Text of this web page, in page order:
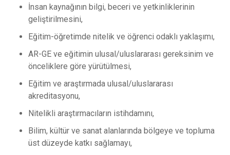
İnsan kaynağının bilgi, beceri ve yetkinliklerinin
geliştirilmesini,
Eğitim-öğretimde nitelik ve öğrenci odaklı yaklaşımı,
AR-GE ve eğitimin ulusal/uluslararası gereksinim ve
önceliklere göre yürütülmesi,
Eğitim ve araştırmada ulusal/uluslararası
akreditasyonu,
Nitelikli araştırmacıların istihdamını,
Bilim, kültür ve sanat alanlarında bölgeye ve topluma
üst düzeyde katkı sağlamayı,